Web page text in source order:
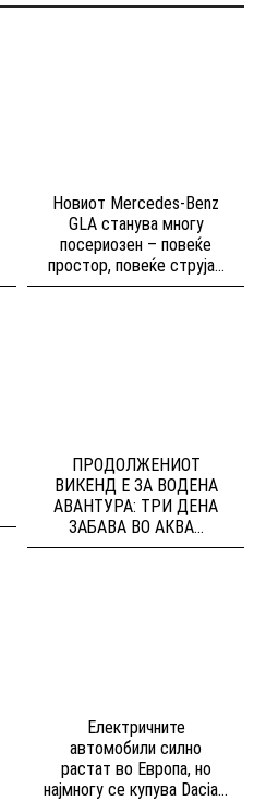
Новиот Mercedes-Benz
GLA станува многу
посериозен – повеќе
простор, повеќе струја...
ПРОДОЛЖЕНИОТ
ВИКЕНД Е ЗА ВОДЕНА
АВАНТУРА: ТРИ ДЕНА
ЗАБАВА ВО АКВА...
Електричните
автомобили силно
растат во Европа, но
најмногу се купува Dacia...